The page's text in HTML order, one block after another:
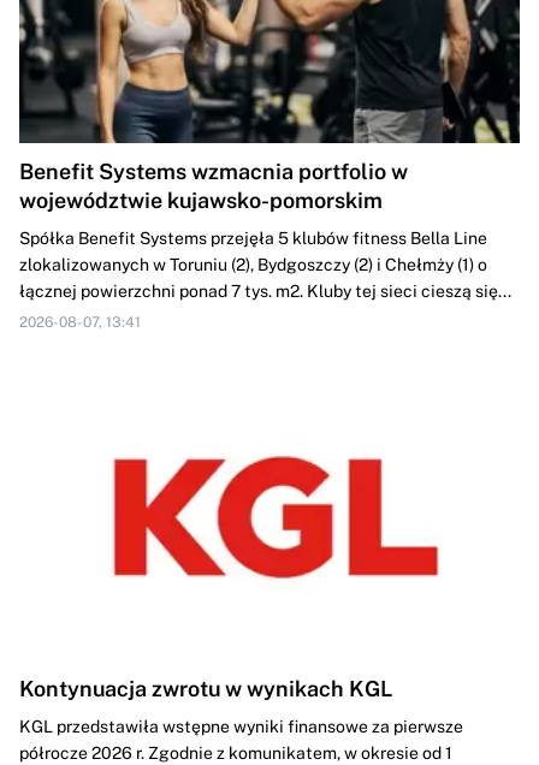
Benefit Systems wzmacnia portfolio w
województwie kujawsko-pomorskim
Spółka Benefit Systems przejęła 5 klubów fitness Bella Line
zlokalizowanych w Toruniu (2), Bydgoszczy (2) i Chełmży (1) o
łącznej powierzchni ponad 7 tys. m2. Kluby tej sieci cieszą się...
2026-08-07, 13:41
Kontynuacja zwrotu w wynikach KGL
KGL przedstawiła wstępne wyniki finansowe za pierwsze
półrocze 2026 r. Zgodnie z komunikatem, w okresie od 1